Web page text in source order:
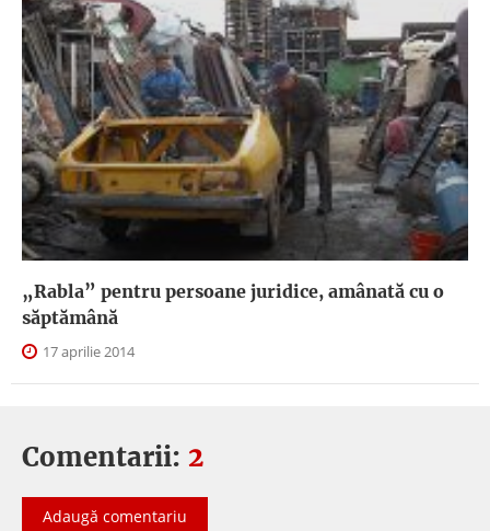
„Rabla” pentru persoane juridice, amânată cu o
săptămână
17 aprilie 2014
Comentarii: 2
Adaugă comentariu